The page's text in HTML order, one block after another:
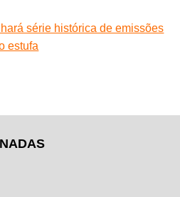
série histórica de emissões
estufa